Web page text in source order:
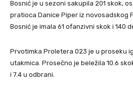
Bosnić je u sezoni sakupila 201 skok,
pratioca Danice Piper iz novosadskog
Bosnić je imala 61 ofanzivni skok i 140
Prvotimka Proletera 023 je u proseku
utakmica. Prosečno je beležila 10.6
i 7.4 u odbrani.